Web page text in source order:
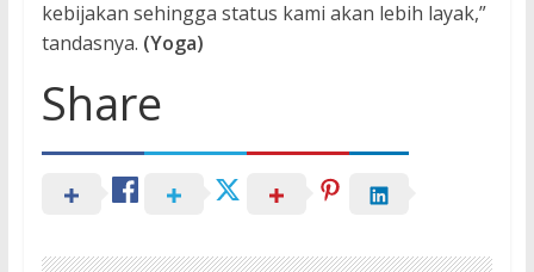
kebijakan sehingga status kami akan lebih layak,”
tandasnya. (Yoga)
Share